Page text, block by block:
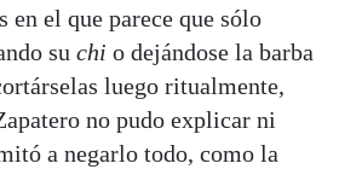
en el que parece que sólo
su chi o dejándose la barba
luego ritualmente,
no pudo explicar ni
a negarlo todo, como la